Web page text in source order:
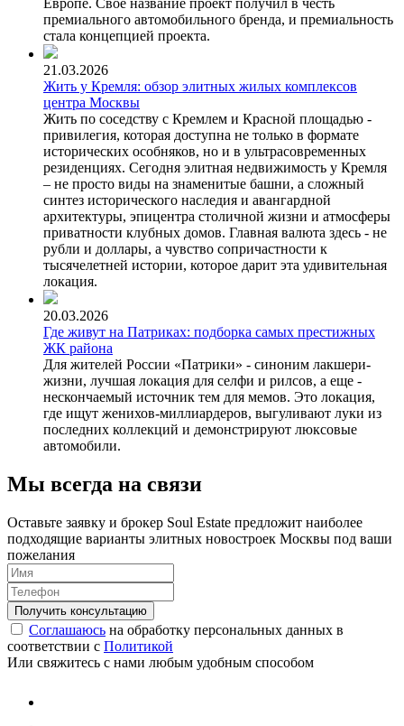
Европе. Свое название проект получил в честь
премиального автомобильного бренда, и премиальность
стала концепцией проекта.
21.03.2026
Жить у Кремля: обзор элитных жилых комплексов
центра Москвы
Жить по соседству с Кремлем и Красной площадью -
привилегия, которая доступна не только в формате
исторических особняков, но и в ультрасовременных
резиденциях. Сегодня элитная недвижимость у Кремля
– не просто виды на знаменитые башни, а сложный
синтез исторического наследия и авангардной
архитектуры, эпицентра столичной жизни и атмосферы
приватности клубных домов. Главная валюта здесь - не
рубли и доллары, а чувство сопричастности к
тысячелетней истории, которое дарит эта удивительная
локация.
20.03.2026
Где живут на Патриках: подборка самых престижных
ЖК района
Для жителей России «Патрики» - синоним лакшери-
жизни, лучшая локация для селфи и рилсов, а еще -
нескончаемый источник тем для мемов. Это локация,
где ищут женихов-миллиардеров, выгуливают луки из
последних коллекций и демонстрируют люксовые
автомобили.
Мы всегда на связи
Оставьте заявку и брокер Soul Estate предложит наиболее
подходящие варианты элитных новостроек Москвы под ваши
пожелания
Соглашаюсь на обработку персональных данных в
соответствии с Политикой
Или свяжитесь с нами любым удобным способом